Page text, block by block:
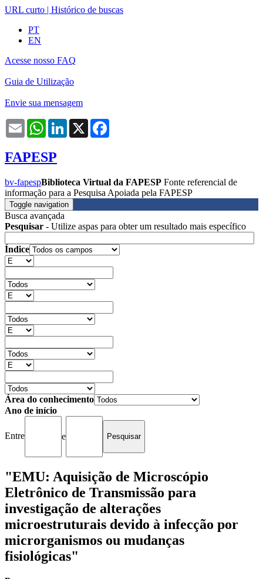
URL curto | Histórico de buscas
PT
EN
Acesse nosso FAQ
Guia de Utilização
Envie sua mensagem
Email WhatsAppLinkedIn
X
FAPESP
bv-fapespBiblioteca Virtual da FAPESP Fonte referencial de
informação para a Pesquisa Apoiada pela FAPESP
Toggle navigation
Busca avançada
Pesquisar - Utilize aspas para obter um resultado mais específico
Índice
Área do conhecimento
Ano de início
Entre e
"EMU: Aquisição de Microscópio
Eletrônico de Transmissão para
investigação de alterações
microestruturais devido à infecção por
microrganismos ou mudanças
fisiológicas"